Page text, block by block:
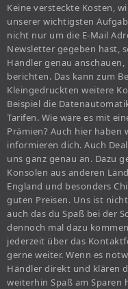
Keine versteckte Kosten,
unserer wichtigsten
nicht nur um die E-Mail
Newsletter gegeben hast,
Händler genau
berichten. Das kann zum
Kleingedruckten weitere
Beispiel die
Tarifen. Wie wäre es mit
Prämien? Auch hier
informieren dich. Auch
uns ganz genau an. Dazu
Konsolen aus anderen
England und besonders
guten Preisen. Uns ist
auch das du Spaß bei der
dennoch mal dazu
jederzeit über das
gerne weiter. Wenn es
Händler direkt und klären
weiterhin Spaß am Sparen